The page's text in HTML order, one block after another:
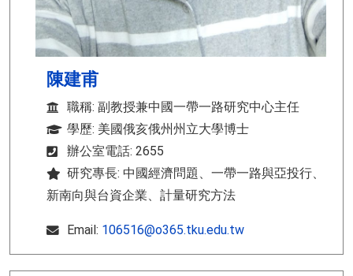
陳建甫
職稱: 副教授兼中國一帶一路研究中心主任
學歷: 美國俄亥俄州州立大學博士
辦公室電話: 2655
研究專長: 中國經濟問題、一帶一路與亞投行、
新南向與台資企業、計量研究方法
Email: 106516@o365.tku.edu.tw